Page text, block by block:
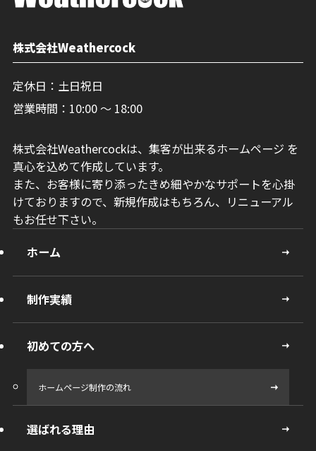
株式会社Weathercock
定休日：土日祝日
営業時間：10:00 〜 18:00
株式会社Weathercockは、集客が出来るホームページ を
真心を込めて作成しています。
また、お客様に寄り添ったきめ細やかなサポートを心掛
けておりますので、新規作成はもちろん、リニューアル
もお任せ下さい。
ホーム
制作実績
初めての方へ
ホームページ制作の流れ
選ばれる理由